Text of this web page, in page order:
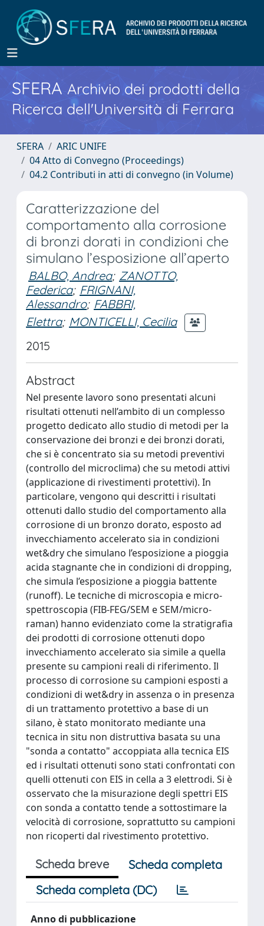
SFERA Archivio dei prodotti della
Ricerca dell'Università di Ferrara
SFERA
ARIC UNIFE
04 Atto di Convegno (Proceedings)
04.2 Contributi in atti di convegno (in Volume)
Caratterizzazione del
comportamento alla corrosione
di bronzi dorati in condizioni che
simulano l’esposizione all’aperto
BALBO, Andrea; ZANOTTO,
Federica; FRIGNANI,
Alessandro; FABBRI,
Elettra; MONTICELLI, Cecilia
2015
Abstract
Nel presente lavoro sono presentati alcuni
risultati ottenuti nell’ambito di un complesso
progetto dedicato allo studio di metodi per la
conservazione dei bronzi e dei bronzi dorati,
che si è concentrato sia su metodi preventivi
(controllo del microclima) che su metodi attivi
(applicazione di rivestimenti protettivi). In
particolare, vengono qui descritti i risultati
ottenuti dallo studio del comportamento alla
corrosione di un bronzo dorato, esposto ad
invecchiamento accelerato sia in condizioni
wet&dry che simulano l’esposizione a pioggia
acida stagnante che in condizioni di dropping,
che simula l’esposizione a pioggia battente
(runoff). Le tecniche di microscopia e micro-
spettroscopia (FIB-FEG/SEM e SEM/micro-
raman) hanno evidenziato come la stratigrafia
dei prodotti di corrosione ottenuti dopo
invecchiamento accelerato sia simile a quella
presente su campioni reali di riferimento. Il
processo di corrosione su campioni esposti a
condizioni di wet&dry in assenza o in presenza
di un trattamento protettivo a base di un
silano, è stato monitorato mediante una
tecnica in situ non distruttiva basata su una
"sonda a contatto" accoppiata alla tecnica EIS
ed i risultati ottenuti sono stati confrontati con
quelli ottenuti con EIS in cella a 3 elettrodi. Si è
osservato che la misurazione degli spettri EIS
con sonda a contatto tende a sottostimare la
velocità di corrosione, soprattutto su campioni
non ricoperti dal rivestimento protettivo.
Scheda breve
Scheda completa
Scheda completa (DC)
Anno di pubblicazione